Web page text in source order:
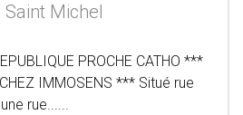
Michel
PROCHE CATHO ***
IMMOSENS *** Situé rue
rue......